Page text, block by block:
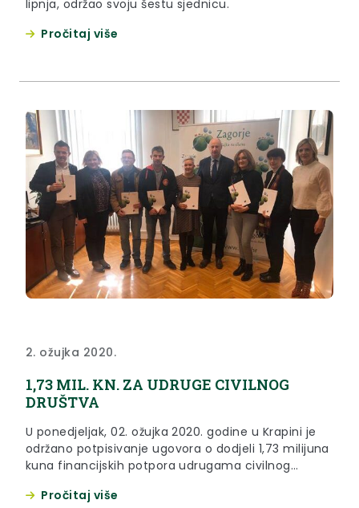
lipnja, održao svoju šestu sjednicu.
Pročitaj više
2. ožujka 2020.
1,73 MIL. KN. ZA UDRUGE CIVILNOG
DRUŠTVA
U ponedjeljak, 02. ožujka 2020. godine u Krapini je
održano potpisivanje ugovora o dodjeli 1,73 milijuna
kuna financijskih potpora udrugama civilnog
zagorske županije.
Pročitaj više